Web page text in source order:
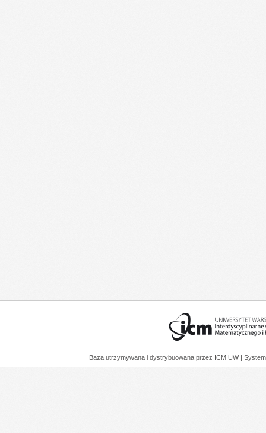
Baza utrzymywana i dystrybuowana przez ICM UW |